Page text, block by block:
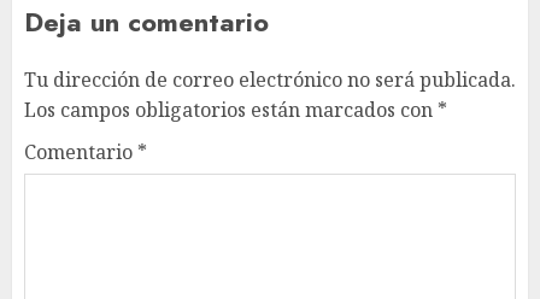
Deja un comentario
Tu dirección de correo electrónico no será publicada.
Los campos obligatorios están marcados con *
Comentario *